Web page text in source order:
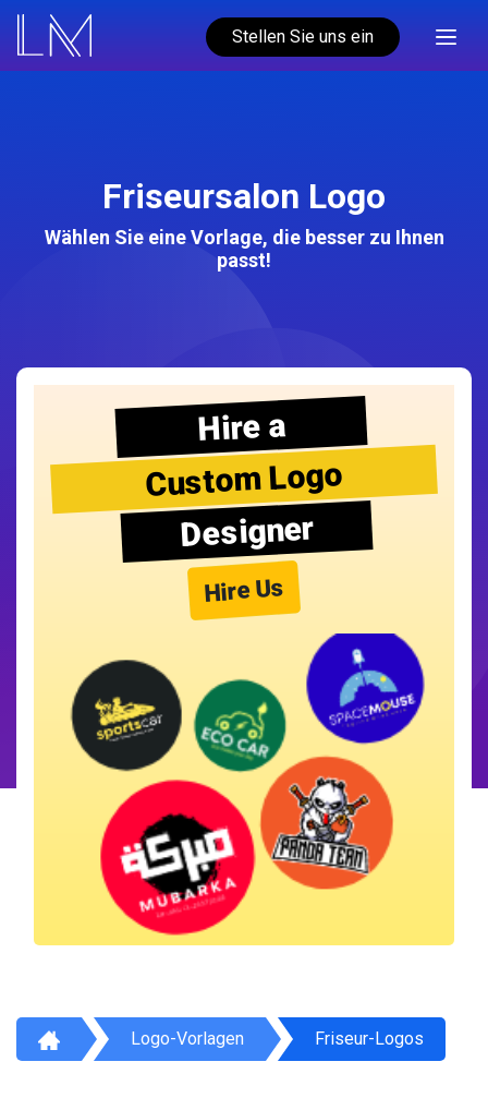
Stellen Sie uns ein
Friseursalon Logo
Wählen Sie eine Vorlage, die besser zu Ihnen
passt!
Hire a
Custom Logo
Designer
Hire Us
Logo-Vorlagen Friseur-Logos